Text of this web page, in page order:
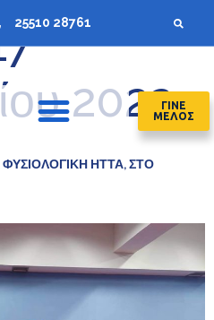
25510 28761
ΓΙΝΕ
ΜΕΛΟΣ
2022
ΦΥΣΙΟΛΟΓΙΚΗ ΗΤΤΑ, ΣΤΟ